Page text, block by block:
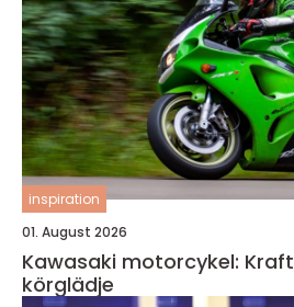
inspiration
01. August 2026
Kawasaki motorcykel:
körglädje